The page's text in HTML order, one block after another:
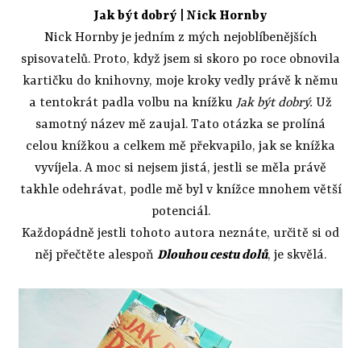
Jak být dobrý
| Nick Hornby
Nick Hornby je jedním z mých nejoblíbenějších
spisovatelů. Proto, když jsem si skoro po roce obnovila
kartičku do knihovny, moje kroky vedly právě k němu
a tentokrát padla volbu na knížku Jak být dobrý. Už
samotný název mě zaujal. Tato otázka se prolíná
celou knížkou a celkem mě překvapilo, jak se knížka
vyvíjela. A moc si nejsem jistá, jestli se měla právě
takhle odehrávat, podle mě byl v knížce mnohem větší
potenciál.
Každopádně jestli tohoto autora neznáte, určitě si od
něj přečtěte alespoň Dlouhou cestu dolů, je skvělá.